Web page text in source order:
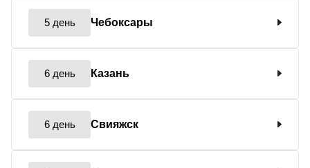
5 день Чебоксары
6 день Казань
6 день Свияжск